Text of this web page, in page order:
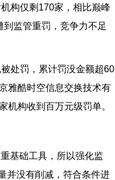
构仅剩170家，相比巅峰
监管重罚，竞争力不足
处罚，累计罚没金额超60
雅酷时空信息交换技术有
机构收到百万元级罚单。
基础工具，所以强化监
并没有削减，符合条件进